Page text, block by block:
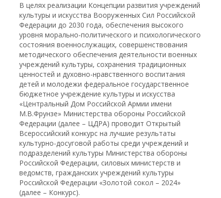
В целях реализации Концепции развития учреждений
культуры и искусства Вооруженных Сил Российской
Федерации до 2030 года, обеспечения высокого
уровня морально-политического и психологического
состояния военнослужащих, совершенствования
методического обеспечения деятельности военных
учреждений культуры, сохранения традиционных
ценностей и духовно-нравственного воспитания
детей и молодежи федеральное государственное
бюджетное учреждение культуры и искусства
«Центральный Дом Российской Армии имени
М.В.Фрунзе» Министерства обороны Российской
Федерации (далее – ЦДРА) проводит Открытый
Всероссийский конкурс на лучшие результаты
культурно-досуговой работы среди учреждений и
подразделений культуры Министерства обороны
Российской Федерации, силовых министерств и
ведомств, гражданских учреждений культуры
Российской Федерации «Золотой сокол – 2024»
(далее – Конкурс).